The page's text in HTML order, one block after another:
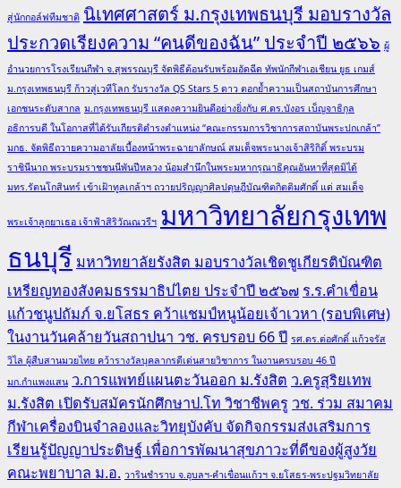
สู่นักกอล์ฟทีมชาติ นิเทศศาสตร์ ม.กรุงเทพธนบุรี มอบรางวัล
ประกวดเรียงความ “คนดีของฉัน” ประจำปี ๒๕๖๖ ผู้
อำนวยการโรงเรียนกีฬา จ.สุพรรณบุรี จัดพิธีต้อนรับพร้อมอัดฉีด ทัพนักกีฬาเอเชียน ยูธ เกมส์
ม.กรุงเทพธนบุรี ก้าวสู่เวทีโลก รับรางวัล QS Stars 5 ดาว ตอกย้ำความเป็นสถาบันการศึกษา
เอกชนระดับสากล ม.กรุงเทพธนบุรี แสดงความยินดีอย่างยิ่งกับ ศ.ดร.บังอร เบ็ญจาธิกุล
อธิการบดี ในโอกาสที่ได้รับเกียรติดำรงตำแหน่ง “คณะกรรมการวิชาการสถาบันพระปกเกล้า”
มกธ. จัดพิธีถวายความอาลัยเบื้องหน้าพระฉายาลักษณ์ สมเด็จพระนางเจ้าสิริกิติ์ พระบรม
ราชินีนาถ พระบรมราชชนนีพันปีหลวง น้อมสำนึกในพระมหากรุณาธิคุณอันหาที่สุดมิได้
มทร.รัตนโกสินทร์ เข้าเฝ้าทูลเกล้าฯ ถวายปริญญาศิลปดุษฎีบัณฑิตกิตติมศักดิ์ แด่ สมเด็จ
พระเจ้าลูกยาเธอ เจ้าฟ้าสิริวัณณวรีฯ มหาวิทยาลัยกรุงเทพ
ธนบุรี มหาวิทยาลัยรังสิต มอบรางวัลเชิดชูเกียรติบัณฑิต
เหรียญทองสังคมธรรมาธิปไตย ประจำปี ๒๕๖๗ ร.ร.คำเขื่อน
แก้วชนูปถัมภ์ จ.ยโสธร คว้าแชมป์หนูน้อยเจ้าเวหา (รอบพิเศษ)
ในงานวันคล้ายวันสถาปนา วช. ครบรอบ 66 ปี รศ.ดร.ต่อศักดิ์ แก้วจรัส
วิไล ผู้สืบสานมวยไทย คว้ารางวัลบุคลากรดีเด่นสายวิชาการ ในงานครบรอบ 46 ปี
มก.กำแพงแสน ว.การแพทย์แผนตะวันออก ม.รังสิต ว.ครูสุริยเทพ
ม.รังสิต เปิดรับสมัครนักศึกษาป.โท วิชาชีพครู วช. ร่วม สมาคม
กีฬาเครื่องบินจำลองและวิทยุบังคับ จัดกิจกรรมส่งเสริมการ
เรียนรู้ปัญญาประดิษฐ์ เพื่อการพัฒนาสุขภาวะที่ดีของผู้สูงวัย
คณะพยาบาล ม.อ. วารินชำราบ จ.อุบลฯ-คำเขื่อนแก้วฯ จ.ยโสธร-พระปฐมวิทยาลัย